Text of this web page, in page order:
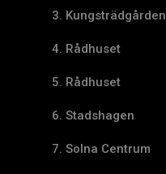
3. Kungsträdgården
4. Rådhuset
5. Rådhuset
6. Stadshagen
7. Solna Centrum